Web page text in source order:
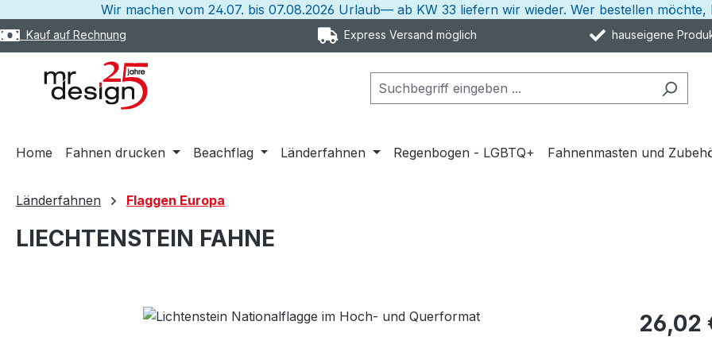
Hauptinhalt springen
Zur Suche springen
Zur Hauptnavigation springen
Wir machen vom 24.07. bis 07.08.2026 Urlaub— ab KW 33 liefern wir wieder. Wer bestellen
Kauf auf Rechnung Express Versand möglich hauseigene
Home Fahnen drucken Beachflag Länderfahnen Regenbogen - LGBTQ+ Fahnenmasten und
Länderfahnen Flaggen Europa
LIECHTENSTEIN FAHNE
Bildergalerie überspringen 26,02